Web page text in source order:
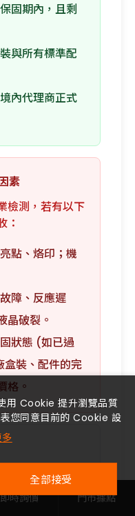
固期內，且剩
與所有標準配
內代理商正式
素
檢測，若有以下
：
點、烙印；機
障、反應遲
晶破裂。
狀態 (如已過
裝、配件的完
格。
場專業檢測後的
即時詢價 門市據點
用 Cookie 提升瀏覽品質
您同意目前的 Cookie 設
全部接受